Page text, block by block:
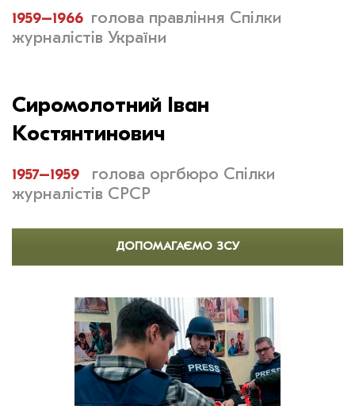
1959–1966 голова правління Спілки
журналістів України
Сиромолотний Іван
Костянтинович
1957–1959
голова оргбюро Спілки
журналістів СРСР
ДОПОМАГАЄМО ЗСУ